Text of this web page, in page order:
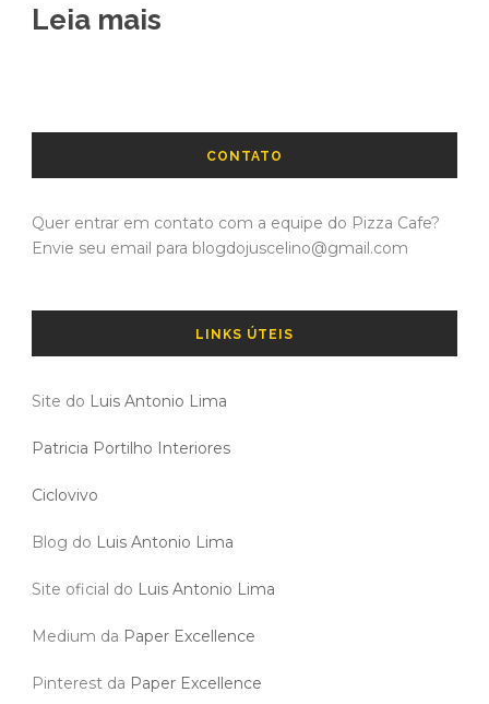
Leia mais
CONTATO
Quer entrar em contato com a equipe do Pizza Cafe?
Envie seu email para blogdojuscelino@gmail.com
LINKS ÚTEIS
Site do Luis Antonio Lima
Patricia Portilho Interiores
Ciclovivo
Blog do Luis Antonio Lima
Site oficial do Luis Antonio Lima
Medium da Paper Excellence
Pinterest da Paper Excellence